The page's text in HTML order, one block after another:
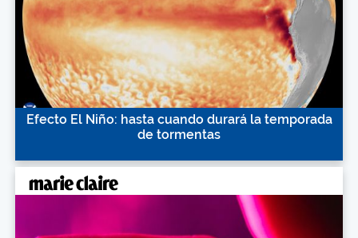
Efecto El Niño: hasta cuando durará la temporada
de tormentas